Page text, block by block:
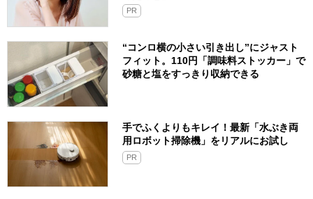
PR
“コンロ横の小さい引き出し”にジャスト
フィット。110円「調味料ストッカー」で
砂糖と塩をすっきり収納できる
手でふくよりもキレイ！最新「水ぶき両
用ロボット掃除機」をリアルにお試し
PR